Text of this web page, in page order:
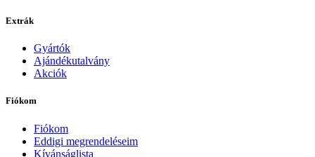
Extrák
Gyártók
Ajándékutalvány
Akciók
Fiókom
Fiókom
Eddigi megrendeléseim
Kívánságlista